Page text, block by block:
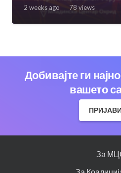
2 weeks ago 78 views
Добивајте ги
вашето
За